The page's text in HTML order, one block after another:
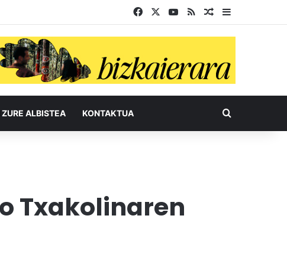
Facebook YouTube
RSS Ausazko
ALBISTEA KONTAKTUA Bilatu
Txakolinaren